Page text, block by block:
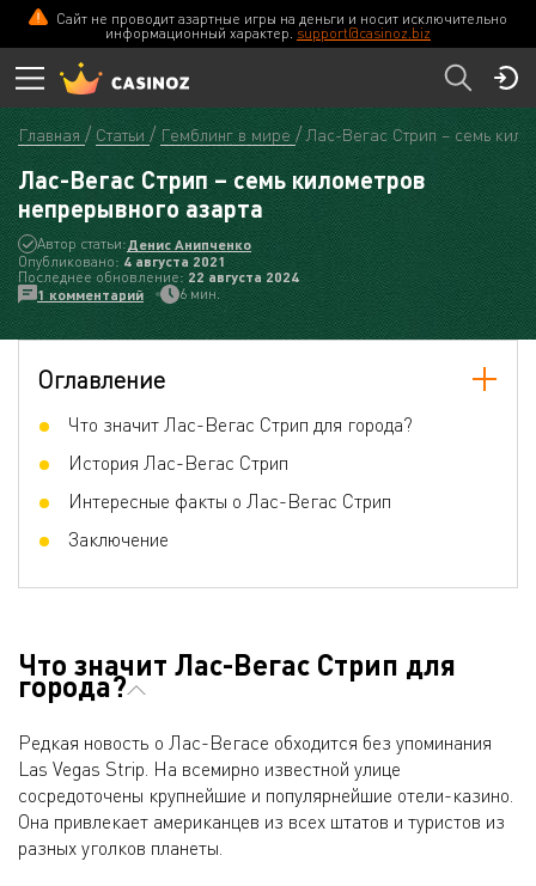
Сайт не проводит азартные игры на деньги и носит исключительно
информационный характер. support@casinoz.biz
Главная Статьи Гемблинг в мире Лас-Вегас Стрип – семь
Лас-Вегас Стрип – семь километров
непрерывного азарта
Автор статьи: Денис Анипченко
Опубликовано: 4 августа 2021
Последнее обновление:22 августа 2024
1 комментарий
6 мин.
Оглавление
Что значит Лас-Вегас Стрип для города?
История Лас-Вегас Стрип
Интересные факты о Лас-Вегас Стрип
Заключение
Что значит Лас-Вегас Стрип для
города?
Редкая новость о Лас-Вегасе обходится без упоминания
Las Vegas Strip. На всемирно известной улице
сосредоточены крупнейшие и популярнейшие отели-казино.
Она привлекает американцев из всех штатов и туристов из
разных уголков планеты.